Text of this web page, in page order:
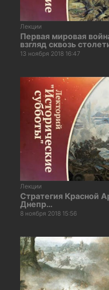
Лекции
Первая мировая
взгляд сквозь
13 ноября 2018 16:47
Лекции
Стратегия Красной
Днепр…
8 ноября 2018 15:56